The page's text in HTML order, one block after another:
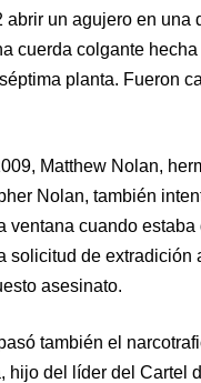
abrir un agujero en una
cuerda colgante
planta. Fueron
Matthew Nolan,
Nolan, también
ventana cuando estaba
solicitud de extradición
asesinato.
también el
hijo del líder del Cartel